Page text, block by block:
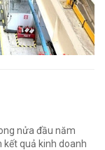
nửa đầu năm
kết quả kinh doanh